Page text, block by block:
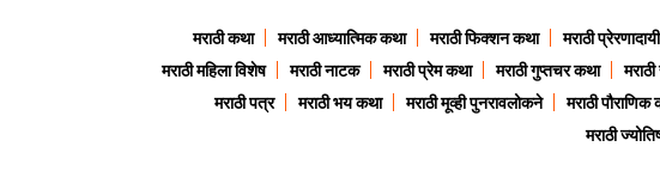
मराठी कथा मराठी आध्यात्मिक कथा मराठी फिक्शन कथा मराठी
मराठी महिला विशेष
मराठी नाटक मराठी प्रेम कथा मराठी गुप्तचर कथा
मराठी पत्र
मराठी भय कथा मराठी मूव्ही पुनरावलोकने मराठी पौराणिक
मराठी